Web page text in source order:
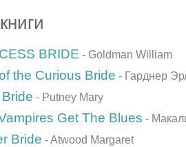
BRIDE - Goldman William
the Curious Bride - Гарднер
- Putney Mary
Get The Blues -
Bride -Atwood Margaret